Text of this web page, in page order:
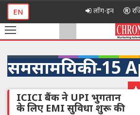
EN लॉग-इन
समसामयिकी -15
ICICI बैंक ने UPI भुगतान
के लिए EMI सुविधा शुरू की